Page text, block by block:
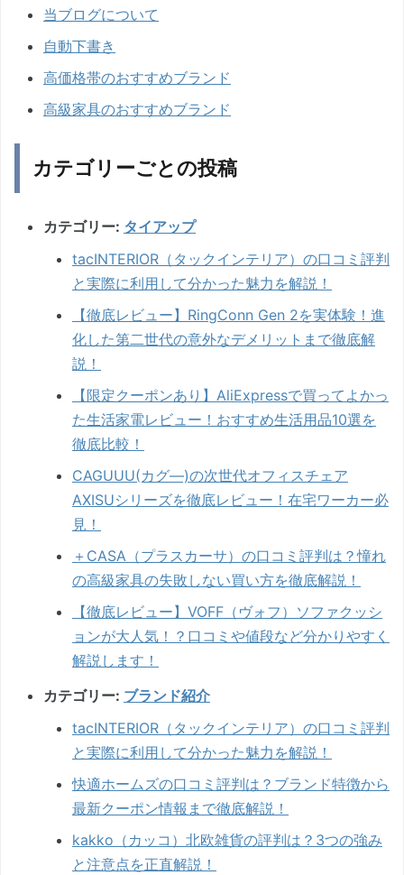
当ブログについて
自動下書き
高価格帯のおすすめブランド
高級家具のおすすめブランド
カテゴリーごとの投稿
カテゴリー: タイアップ
tacINTERIOR（タックインテリア）の口コミ評判
と実際に利用して分かった魅力を解説！
【徹底レビュー】RingConn Gen 2を実体験！進
化した第二世代の意外なデメリットまで徹底解
説！
【限定クーポンあり】AliExpressで買ってよかっ
た生活家電レビュー！おすすめ生活用品10選を
徹底比較！
CAGUUU(カグ―)の次世代オフィスチェア
AXISUシリーズを徹底レビュー！在宅ワーカー必
見！
＋CASA（プラスカーサ）の口コミ評判は？憧れ
の高級家具の失敗しない買い方を徹底解説！
【徹底レビュー】VOFF（ヴォフ）ソファクッシ
ョンが大人気！？口コミや値段など分かりやすく
解説します！
カテゴリー: ブランド紹介
tacINTERIOR（タックインテリア）の口コミ評判
と実際に利用して分かった魅力を解説！
快適ホームズの口コミ評判は？ブランド特徴から
最新クーポン情報まで徹底解説！
kakko（カッコ）北欧雑貨の評判は？3つの強み
と注意点を正直解説！